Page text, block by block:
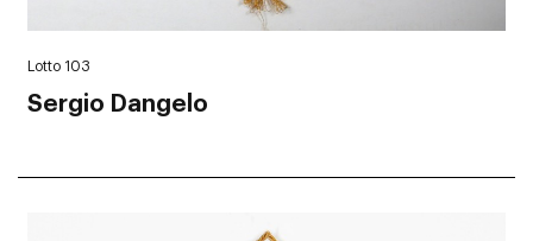
Lotto 103
Sergio Dangelo